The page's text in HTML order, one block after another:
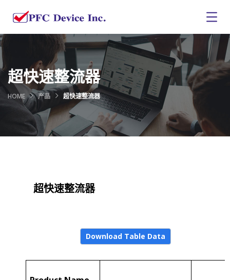
超快速整流器
HOME 产品 超快速整流器
超快速整流器​
Download Table Data